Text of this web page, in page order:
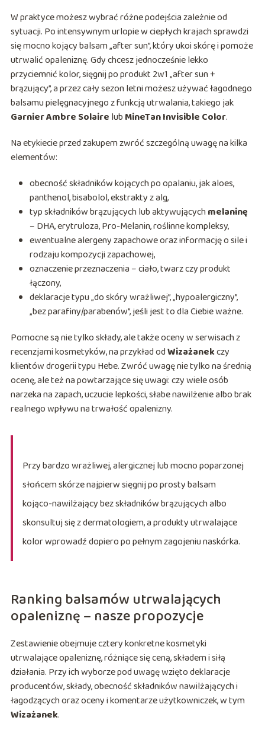
W praktyce możesz wybrać różne podejścia zależnie od
sytuacji. Po intensywnym urlopie w ciepłych krajach sprawdzi
się mocno kojący balsam „after sun”, który ukoi skórę i pomoże
utrwalić opaleniznę. Gdy chcesz jednocześnie lekko
przyciemnić kolor, sięgnij po produkt 2w1 „after sun +
brązujący”, a przez cały sezon letni możesz używać łagodnego
balsamu pielęgnacyjnego z funkcją utrwalania, takiego jak
Garnier Ambre Solaire lub MineTan Invisible Color.
Na etykiecie przed zakupem zwróć szczególną uwagę na kilka
elementów:
obecność składników kojących po opalaniu, jak aloes,
panthenol, bisabolol, ekstrakty z alg,
typ składników brązujących lub aktywującychmelaninę
– DHA, erytruloza, Pro-Melanin, roślinne kompleksy,
ewentualne alergeny zapachowe oraz informację o sile i
rodzaju kompozycji zapachowej,
oznaczenie przeznaczenia – ciało, twarz czy produkt
łączony,
deklaracje typu „do skóry wrażliwej”, „hypoalergiczny”,
„bez parafiny/parabenów”, jeśli jest to dla Ciebie ważne.
Pomocne są nie tylko składy, ale także oceny w serwisach z
recenzjami kosmetyków, na przykład odWizażanekczy
klientów drogerii typu Hebe. Zwróć uwagę nie tylko na średnią
ocenę, ale też na powtarzające się uwagi: czy wiele osób
narzeka na zapach, uczucie lepkości, słabe nawilżenie albo brak
realnego wpływu na trwałość opalenizny.
Przy bardzo wrażliwej, alergicznej lub mocno poparzonej
słońcem skórze najpierw sięgnij po prosty balsam
kojąco-nawilżający bez składników brązujących albo
skonsultuj się z dermatologiem, a produkty utrwalające
kolor wprowadź dopiero po pełnym zagojeniu naskórka.
Ranking balsamów utrwalających
opaleniznę – nasze propozycje
Zestawienie obejmuje cztery konkretne kosmetyki
utrwalające opaleniznę, różniące się ceną, składem i siłą
działania. Przy ich wyborze pod uwagę wzięto deklaracje
producentów, składy, obecność składników nawilżających i
łagodzących oraz oceny i komentarze użytkowniczek, w tym
Wizażanek.